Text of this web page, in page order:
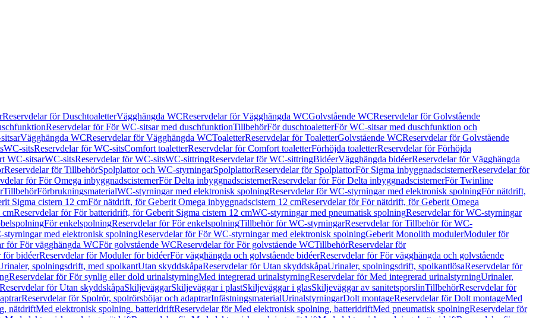
Reservdelar för DuschtoaletterVägghängda WCReservdelar för Vägghängda WCGolvstående WCReservdelar för Golvstående
Reservdelar för För WC-sitsar med duschfunktionTillbehörFör duschtoaletterFör WC-sitsar med duschfunktion och
Vägghängda WCReservdelar för Vägghängda WCToaletterReservdelar för ToaletterGolvstående WCReservdelar för Golvstående
WC-sitsReservdelar för WC-sitsComfort toaletterReservdelar för Comfort toaletterFörhöjda toaletterReservdelar för Förhöjda
WC-sitsarWC-sitsReservdelar för WC-sitsWC-sittringReservdelar för WC-sittringBidéerVägghängda bidéerReservdelar för Vägghängda
Reservdelar för TillbehörSpolplattor och WC-styrningarSpolplattorReservdelar för SpolplattorFör Sigma inbyggnadscisternerReservdelar för
för För Omega inbyggnadscisternerFör Delta inbyggnadscisternerReservdelar för För Delta inbyggnadscisternerFör Twinline
TillbehörFörbrukningsmaterialWC-styrningar med elektronisk spolningReservdelar för WC-styrningar med elektronisk spolningFör nätdrift,
Sigma cistern 12 cmFör nätdrift, för Geberit Omega inbyggnadscistern 12 cmReservdelar för För nätdrift, för Geberit Omega
cmReservdelar för För batteridrift, för Geberit Sigma cistern 12 cmWC-styrningar med pneumatisk spolningReservdelar för WC-styrningar
För enkelspolningReservdelar för För enkelspolningTillbehör för WC-styrningarReservdelar för Tillbehör för WC-
styrningar med elektronisk spolningReservdelar för För WC-styrningar med elektronisk spolningGeberit Monolith modulerModuler för
för För vägghängda WCFör golvstående WCReservdelar för För golvstående WCTillbehörReservdelar för
för bidéerReservdelar för Moduler för bidéerFör vägghängda och golvstående bidéerReservdelar för För vägghängda och golvstående
spolningsdrift, med spolkantUtan skyddskåpaReservdelar för Utan skyddskåpaUrinaler, spolningsdrift, spolkantlösaReservdelar för
Reservdelar för För synlig eller dold urinalstyrningMed integrerad urinalstyrningReservdelar för Med integrerad urinalstyrningUrinaler,
Reservdelar för Utan skyddskåpaSkiljeväggarSkiljeväggar i plastSkiljeväggar i glasSkiljeväggar av sanitetsporslinTillbehörReservdelar för
Reservdelar för Spolrör, spolrörsböjar och adaptrarInfästningsmaterialUrinalstyrningarDolt montageReservdelar för Dolt montageMed
nätdriftMed elektronisk spolning, batteridriftReservdelar för Med elektronisk spolning, batteridriftMed pneumatisk spolningReservdelar för